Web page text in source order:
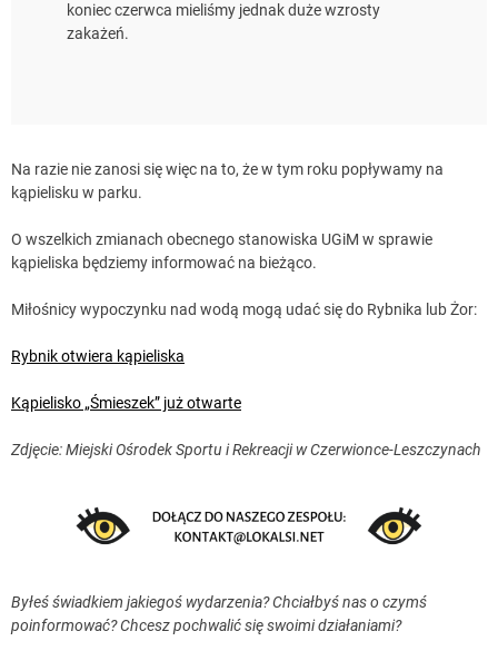
koniec czerwca mieliśmy jednak duże wzrosty
zakażeń.
Na razie nie zanosi się więc na to, że w tym roku popływamy na
kąpielisku w parku.
O wszelkich zmianach obecnego stanowiska UGiM w sprawie
kąpieliska będziemy informować na bieżąco.
Miłośnicy wypoczynku nad wodą mogą udać się do Rybnika lub Żor:
Rybnik otwiera kąpieliska
Kąpielisko „Śmieszek” już otwarte
Zdjęcie: Miejski Ośrodek Sportu i Rekreacji w Czerwionce-Leszczynach
Byłeś świadkiem jakiegoś wydarzenia? Chciałbyś nas o czymś
poinformować? Chcesz pochwalić się swoimi działaniami?